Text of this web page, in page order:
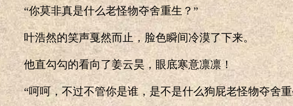
“你莫非真是什么老怪物夺舍重生？”
叶浩然的笑声戛然而止，脸色瞬间冷漠了下来。
他直勾勾的看向了姜云昊，眼底寒意凛凛！
“呵呵，不过不管你是谁，是不是什么狗屁老怪物夺舍重